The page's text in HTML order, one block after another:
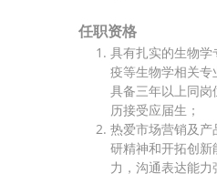
任职资格
具有扎实的生物
疫等生物学相关
具备三年以上同
历接受应届生；
热爱市场营销及
研精神和开拓创
力，沟通表达能力